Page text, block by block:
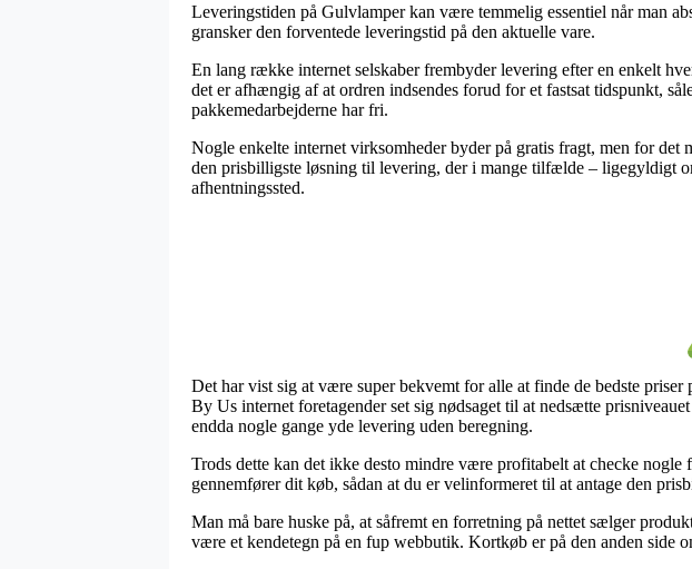
Leveringstiden på Gulvlamper kan være temmelig essentiel når man
gransker den forventede leveringstid på den aktuelle vare.
En lang række internet selskaber frembyder levering efter en enkelt
det er afhængig af at ordren indsendes forud for et fastsat tidspunkt,
pakkemedarbejderne har fri.
Nogle enkelte internet virksomheder byder på gratis fragt, men for
den prisbilligste løsning til levering, der i mange tilfælde – ligegyldigt
afhentningssted.
Det har vist sig at være super bekvemt for alle at finde de bedste
By Us internet foretagender set sig nødsaget til at nedsætte
endda nogle gange yde levering uden beregning.
Trods dette kan det ikke desto mindre være profitabelt at checke
gennemfører dit køb, sådan at du er velinformeret til at antage den
Man må bare huske på, at såfremt en forretning på nettet sælger
være et kendetegn på en fup webbutik. Kortkøb er på den anden side